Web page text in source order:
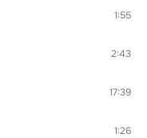
1:55
2:43
17:39
1:26